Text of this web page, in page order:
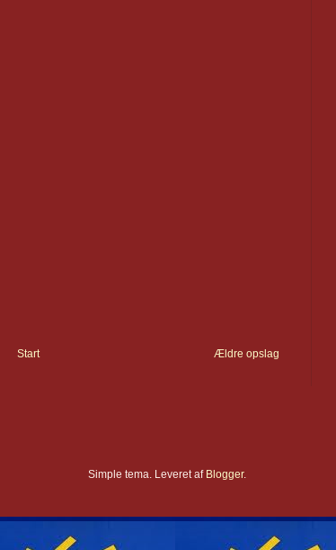
Ældre opslag
Start
Simple tema. Leveret af Blogger.